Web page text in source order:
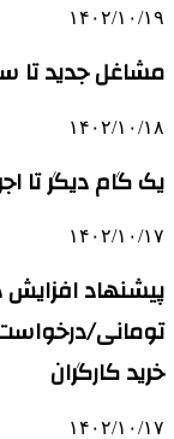
۱۴۰۲/۱۰/۱۹
مشاغل جدید تا سال ۲۰۳۰
۱۴۰۲/۱۰/۱۸
یک گام دیگر تا
۱۴۰۲/۱۰/۱۷
تومانی/درخواست
خرید کارگران
۱۴۰۲/۱۰/۱۷